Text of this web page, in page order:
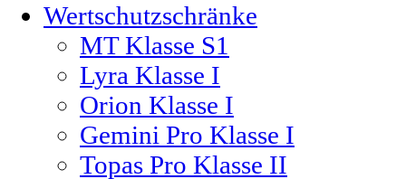
Wertschutzschränke
MT Klasse S1
Lyra Klasse I
Orion Klasse I
Gemini Pro Klasse I
Topas Pro Klasse II